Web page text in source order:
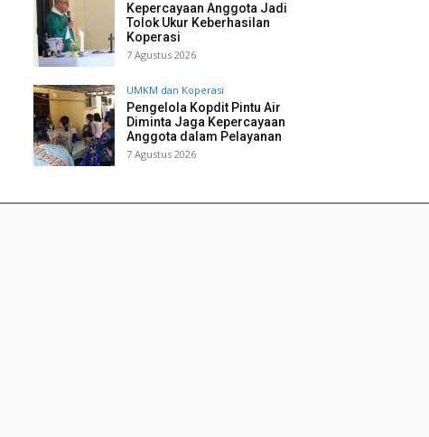
Kepercayaan Anggota Jadi
Tolok Ukur Keberhasilan
Koperasi
7 Agustus 2026
UMKM dan Koperasi
Pengelola Kopdit Pintu Air
Diminta Jaga Kepercayaan
Anggota dalam Pelayanan
7 Agustus 2026